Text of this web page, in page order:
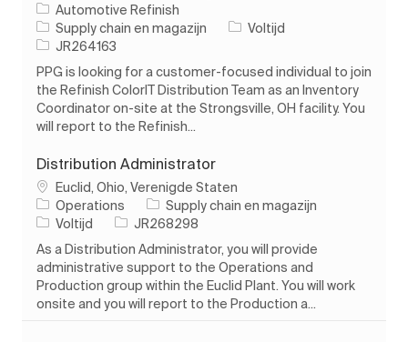
Automotive Refinish
Categorie
Supply chain en magazijn Soort baan
Voltijd
Taak-ID
JR264163
PPG is looking for a customer-focused individual to join
the Refinish ColorIT Distribution Team as an Inventory
Coordinator on-site at the Strongsville, OH facility. You
will report to the Refinish...
Distribution Administrator
PlaatsEuclid, Ohio, Verenigde Staten
Operations
Categorie
Supply chain en magazijn
Soort baan
Voltijd Taak-ID
JR268298
As a Distribution Administrator, you will provide
administrative support to the Operations and
Production group within the Euclid Plant. You will work
onsite and you will report to the Production a...